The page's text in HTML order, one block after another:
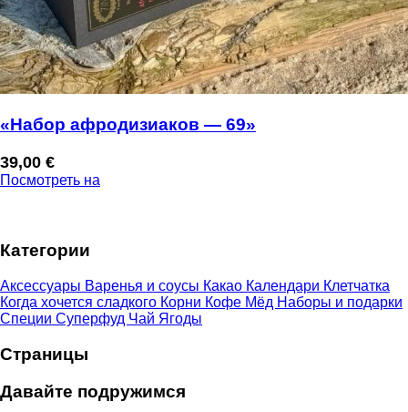
«Набор афродизиаков — 69»
39,00 €
Посмотреть на
Категории
Аксессуары Варенья и соусы Какао Календари Клетчатка
Когда хочется сладкого Корни Кофе Мёд Наборы и подарки
Специи Суперфуд Чай Ягоды
Страницы
Давайте подружимся